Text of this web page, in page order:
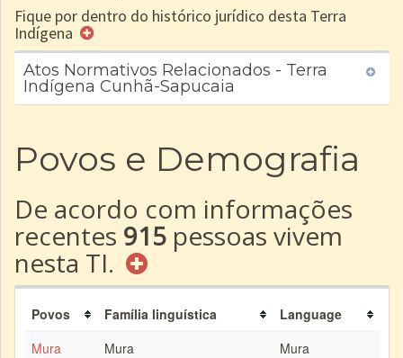
Fique por dentro do histórico jurídico desta Terra
Indígena
Atos Normativos Relacionados - Terra
Indígena Cunhã-Sapucaia
Povos e Demografia
De acordo com informações
recentes 915 pessoas vivem
nesta TI.
Povos Família linguística
Language
Mura
Mura
Mura